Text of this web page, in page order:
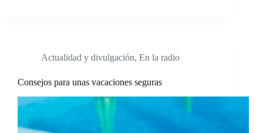
Actualidad y divulgación, En la radio
Consejos para unas vacaciones seguras